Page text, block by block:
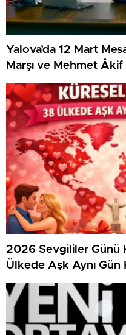
Yalova’da 12 Mart
Marşı ve Mehmet
2026 Sevgililer Günü
Ülkede Aşk Aynı Gün